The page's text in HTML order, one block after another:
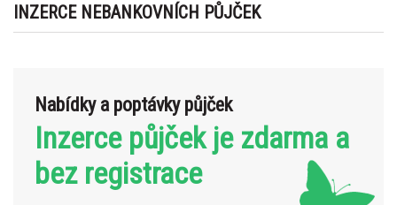
INZERCE NEBANKOVNÍCH PŮJČEK
Nabídky a poptávky půjček
Inzerce půjček je zdarma a
bez registrace